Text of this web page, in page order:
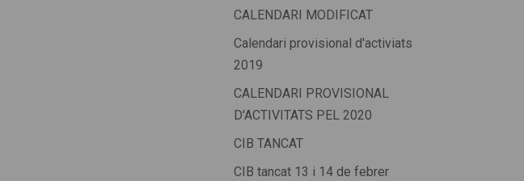
CALENDARI MODIFICAT
Calendari provisional d'activiats
2019
CALENDARI PROVISIONAL
D'ACTIVITATS PEL 2020
CIB TANCAT
CIB tancat 13 i 14 de febrer